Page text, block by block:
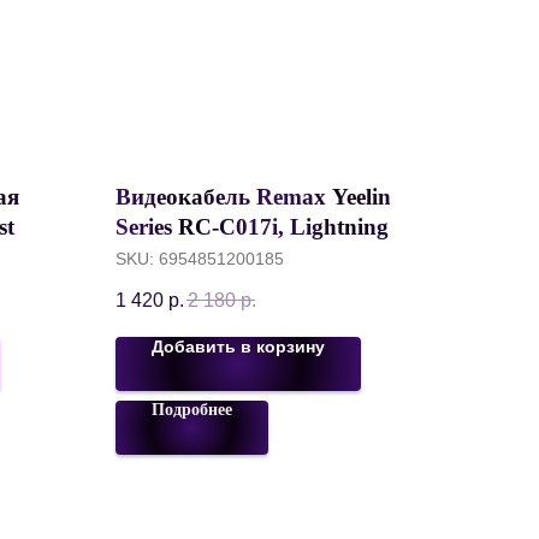
Видеокабель Remax Yeelin
Series RC-C017i, Lightning
(M) to HDMI (M), 2 метра,
Тусклый
SKU: 6954851200185
1 420 р. 2 180 р.
Добавить в корзину
Подробнее